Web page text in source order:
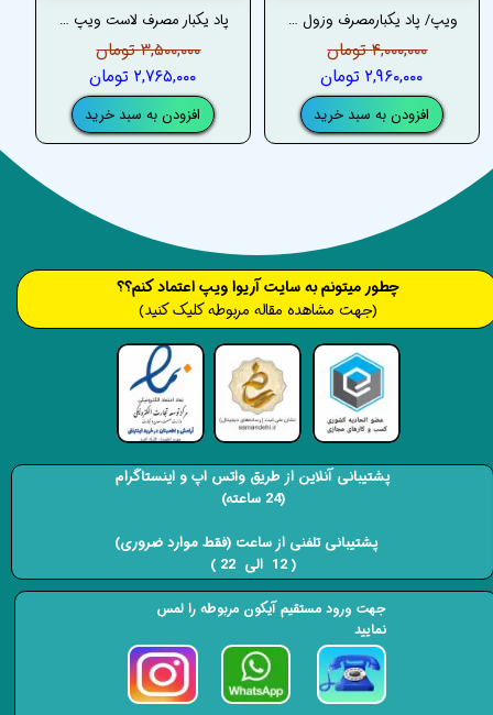
پاد یکبار مصرف لاست ویپ اوریون بار 50000 پاف (قابل شارژ) – LOST VAPE ORION BAR 50.000 PUFFS DISPOSABLE POD
۳,۵۰۰,۰۰۰ تومان
۲,۷۶۵,۰۰۰ تومان
افزودن به سبد خرید
ویپ/ پاد یکبارمصرف وزول استار 40000 پاف هندوانه آدامس بادکنکی – VOZOL STAR 40K PUFFS WATERMELON BUBBLEGUM
۴,۰۰۰,۰۰۰ تومان
۲,۹۶۰,۰۰۰ تومان
افزودن به سبد خرید
​​​چطور میتونم به سایت آریوا ویپ اعتماد کنم؟؟
(جهت مشاهده مقاله مربوطه کلیک کنید)
پشتیبانی آنلاین از طریق واتس اپ و اینستاگرام
(24 ساعته)
​​​​​​​ پشتیبانی تلفنی از ساعت (فقط موارد ضروری)
( 12 الی 22 ) ​​​​​​​
جهت ورود مستقیم آیکون مربوطه را لمس
نمایید